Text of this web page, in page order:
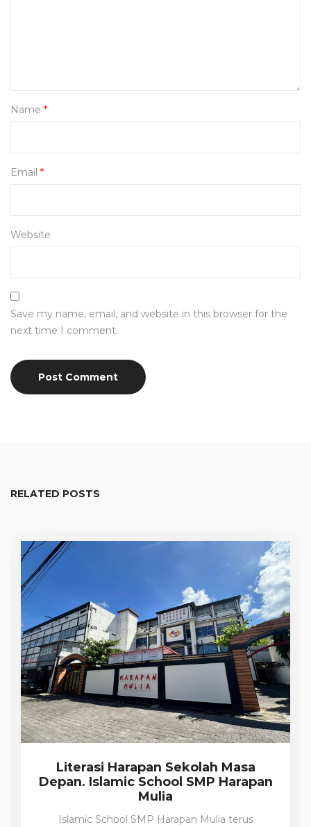
Name *
Email *
Website
Save my name, email, and website in this browser for the
next time I comment.
RELATED POSTS
Literasi Harapan Sekolah Masa
Depan. Islamic School SMP Harapan
Mulia
Islamic School SMP Harapan Mulia terus